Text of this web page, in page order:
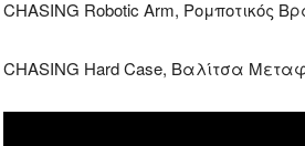
CHASING Robotic Arm, Ρομποτικός
CHASING Hard Case, Βαλίτσα